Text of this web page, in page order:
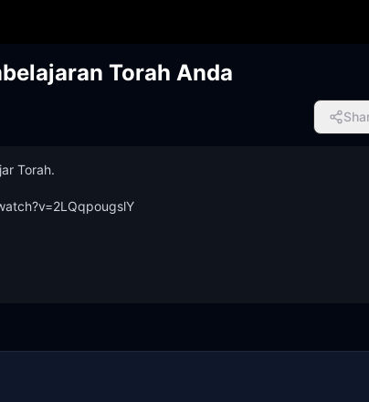
Torah Anda
Torah.